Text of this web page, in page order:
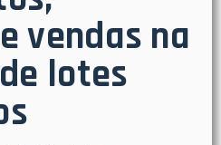
vendas na
lotes